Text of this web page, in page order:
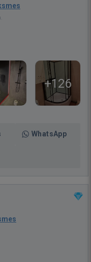
+126
WhatsApp